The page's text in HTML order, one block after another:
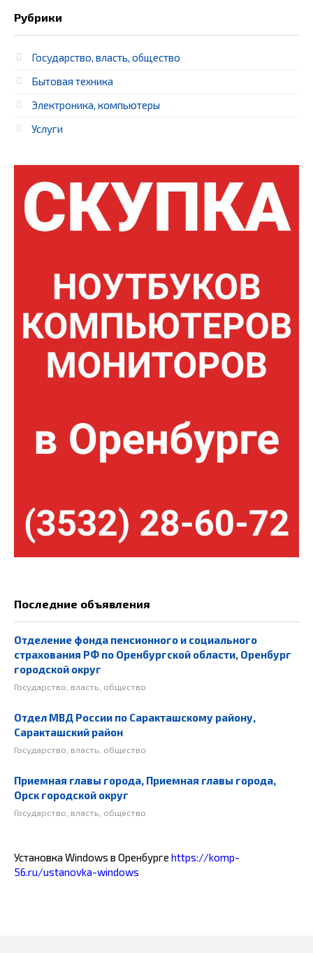
Рубрики
Государство, власть, общество
Бытовая техника
Электроника, компьютеры
Услуги
Последние объявления
Отделение фонда пенсионного и социального
страхования РФ по Оренбургской области, Оренбург
городской округ
Государство, власть, общество
Отдел МВД России по Саракташскому району,
Саракташский район
Государство, власть, общество
Приемная главы города, Приемная главы города,
Орск городской округ
Государство, власть, общество
Установка Windows в Оренбурге https://komp-
56.ru/ustanovka-windows